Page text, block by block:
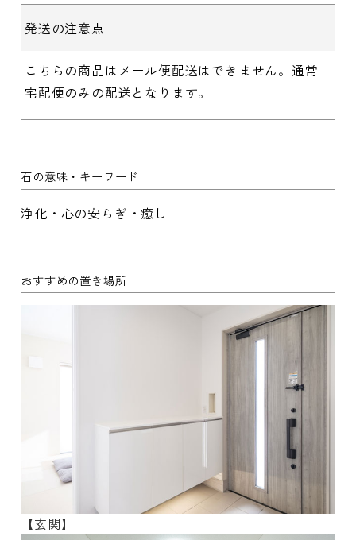
発送の注意点
こちらの商品はメール便配送はできません。通常
宅配便のみの配送となります。
石の意味・キーワード
浄化・心の安らぎ・癒し
おすすめの置き場所
【玄関】